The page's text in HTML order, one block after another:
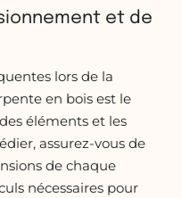
et de
lors de la
en bois est le
éléments et les
assurez-vous de
de chaque
nécessaires pour